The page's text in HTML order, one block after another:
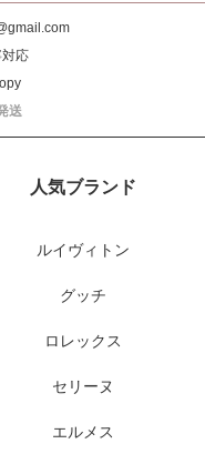
応
送
人気ブランド
ルイヴィトン
グッチ
ロレックス
セリーヌ
エルメス